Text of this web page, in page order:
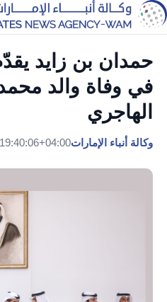
حمدان بن زايد
في وفاة والد
الهاجري
وكالة أنباء الإمارات